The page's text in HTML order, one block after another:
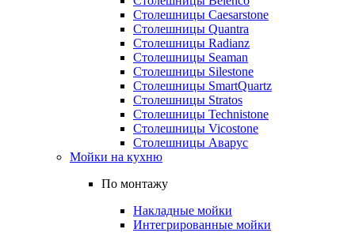
Столешницы Caesarstone
Столешницы Quantra
Столешницы Radianz
Столешницы Seaman
Столешницы Silestone
Столешницы SmartQuartz
Столешницы Stratos
Столешницы Technistone
Столешницы Vicostone
Столешницы Аварус
Мойки на кухню
По монтажу
Накладные мойки
Интегрированные мойки